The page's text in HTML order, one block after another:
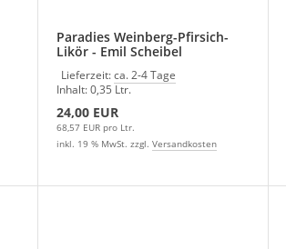
Paradies Weinberg-Pfirsich-
Likör - Emil Scheibel
Lieferzeit:ca. 2-4 Tage
Inhalt: 0,35 Ltr.
24,00 EUR
68,57 EUR pro Ltr.
inkl. 19 % MwSt. zzgl. Versandkosten